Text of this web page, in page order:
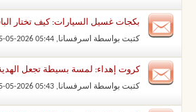
بكجات غسيل السيارات: كيف تختار
كتبت بواسطة اسرفسانا‏, 25-05-2026 05:44 PM
كروت إهداء: لمسة بسيطة تجعل
كتبت بواسطة اسرفسانا‏, 25-05-2026 05:43 PM